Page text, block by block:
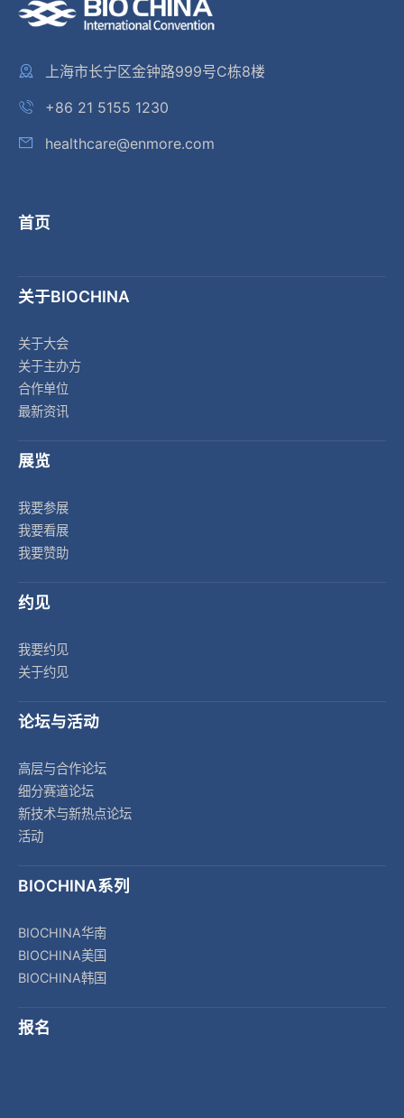
上海市长宁区金钟路999号C栋8楼
+86 21 5155 1230
healthcare@enmore.com
首页
关于BIOCHINA
关于大会
关于主办方
合作单位
最新资讯
展览
我要参展
我要看展
我要赞助
约见
我要约见
关于约见
论坛与活动
高层与合作论坛
细分赛道论坛
新技术与新热点论坛
活动
BIOCHINA系列
BIOCHINA华南
BIOCHINA美国
BIOCHINA韩国
报名